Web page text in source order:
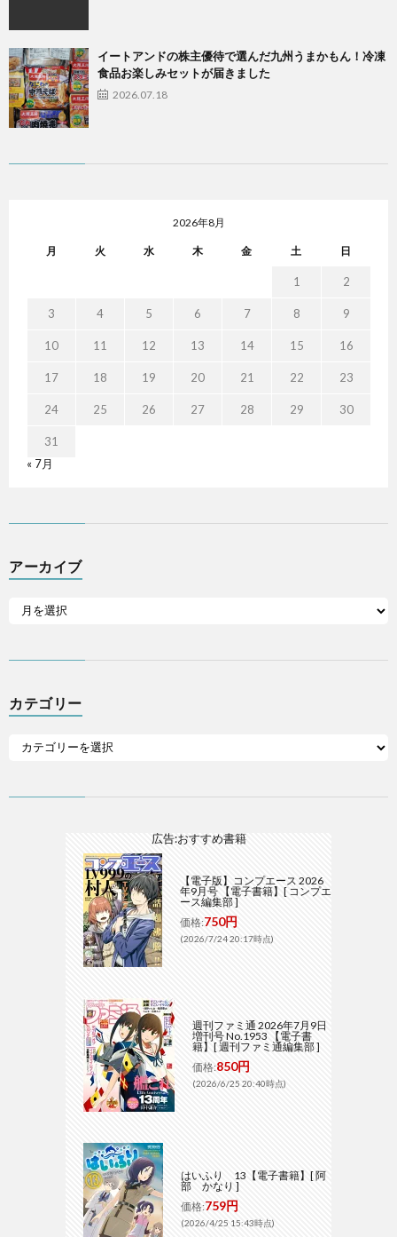
イートアンドの株主優待で選んだ九州うまかもん！冷凍
食品お楽しみセットが届きました
2026.07.18
2026年8月
月 火 水 木 金 土 日
1 2
3 4 5 6 7 8 9
10 11 12 13 14 15 16
17 18 19 20 21 22 23
24 25 26 27 28 29 30
31
« 7月
アーカイブ
カテゴリー
広告:おすすめ書籍
【電子版】コンプエース 2026
年9月号 【電子書籍】[ コンプエ
ース編集部 ]
価格:750円
(2026/7/24 20:17時点)
週刊ファミ通 2026年7月9日
増刊号 No.1953 【電子書
籍】[ 週刊ファミ通編集部 ]
価格:850円
(2026/6/25 20:40時点)
はいふり 13【電子書籍】[ 阿
部 かなり ]
価格:759円
(2026/4/25 15:43時点)